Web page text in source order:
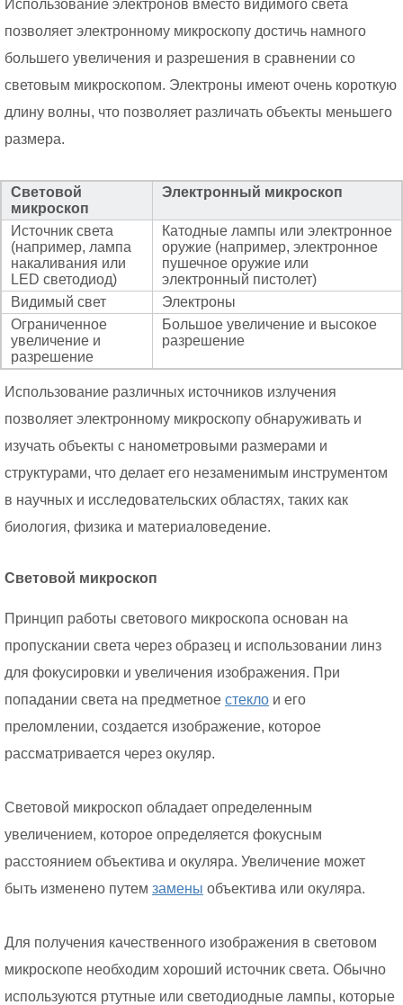
Использование электронов вместо видимого света
позволяет электронному микроскопу достичь намного
большего увеличения и разрешения в сравнении со
световым микроскопом. Электроны имеют очень короткую
длину волны, что позволяет различать объекты меньшего
размера.
Световой
микроскоп
Электронный микроскоп
Источник света
(например, лампа
накаливания или
LED светодиод)
Катодные лампы или электронное
оружие (например, электронное
пушечное оружие или
электронный пистолет)
Видимый свет
Электроны
Ограниченное
увеличение и
разрешение
Большое увеличение и высокое
разрешение
Использование различных источников излучения
позволяет электронному микроскопу обнаруживать и
изучать объекты с нанометровыми размерами и
структурами, что делает его незаменимым инструментом
в научных и исследовательских областях, таких как
биология, физика и материаловедение.
Световой микроскоп
Принцип работы светового микроскопа основан на
пропускании света через образец и использовании линз
для фокусировки и увеличения изображения. При
попадании света на предметное стекло и его
преломлении, создается изображение, которое
рассматривается через окуляр.
Световой микроскоп обладает определенным
увеличением, которое определяется фокусным
расстоянием объектива и окуляра. Увеличение может
быть изменено путем замены объектива или окуляра.
Для получения качественного изображения в световом
микроскопе необходим хороший источник света. Обычно
используются ртутные или светодиодные лампы, которые